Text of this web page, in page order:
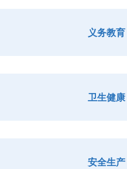
义务教育
卫生健康
安全生产